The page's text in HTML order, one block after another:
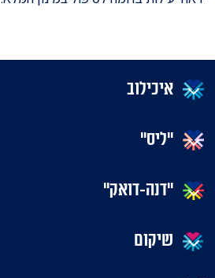
איכילוב
"ליס"
"דנה-דואק"
שיקום